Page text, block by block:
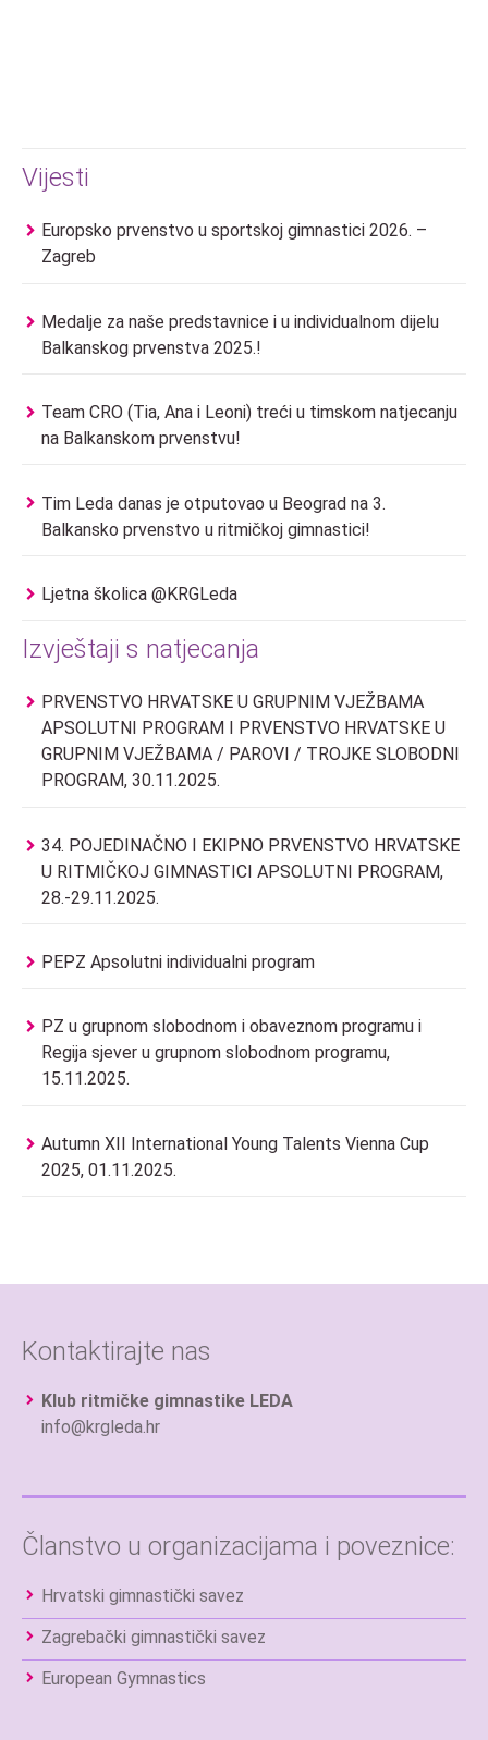
Vijesti
Europsko prvenstvo u sportskoj gimnastici 2026. –
Zagreb
Medalje za naše predstavnice i u individualnom dijelu
Balkanskog prvenstva 2025.!
Team CRO (Tia, Ana i Leoni) treći u timskom natjecanju
na Balkanskom prvenstvu!
Tim Leda danas je otputovao u Beograd na 3.
Balkansko prvenstvo u ritmičkoj gimnastici!
Ljetna školica @KRGLeda
Izvještaji s natjecanja
PRVENSTVO HRVATSKE U GRUPNIM VJEŽBAMA
APSOLUTNI PROGRAM I PRVENSTVO HRVATSKE U
GRUPNIM VJEŽBAMA / PAROVI / TROJKE SLOBODNI
PROGRAM, 30.11.2025.
34. POJEDINAČNO I EKIPNO PRVENSTVO HRVATSKE
U RITMIČKOJ GIMNASTICI APSOLUTNI PROGRAM,
28.-29.11.2025.
PEPZ Apsolutni individualni program
PZ u grupnom slobodnom i obaveznom programu i
Regija sjever u grupnom slobodnom programu,
15.11.2025.
Autumn XII International Young Talents Vienna Cup
2025, 01.11.2025.
Kontaktirajte nas
Klub ritmičke gimnastike LEDA
info@krgleda.hr
Članstvo u organizacijama i poveznice:
Hrvatski gimnastički savez
Zagrebački gimnastički savez
European Gymnastics